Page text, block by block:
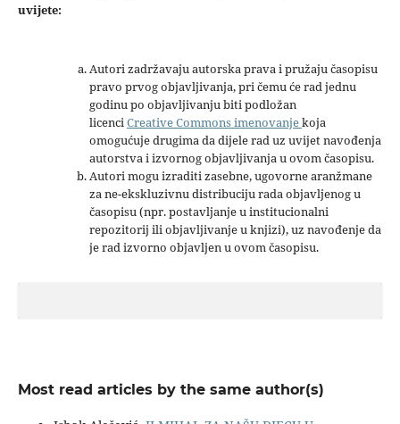
uvijete:
Autori zadržavaju autorska prava i pružaju časopisu
pravo prvog objavljivanja, pri čemu će rad jednu
godinu po objavljivanju biti podložan
licenciCreative Commons imenovanjekoja
omogućuje drugima da dijele rad uz uvijet navođenja
autorstva i izvornog objavljivanja u ovom časopisu.
Autori mogu izraditi zasebne, ugovorne aranžmane
za ne-ekskluzivnu distribuciju rada objavljenog u
časopisu (npr. postavljanje u institucionalni
repozitorij ili objavljivanje u knjizi), uz navođenje da
je rad izvorno objavljen u ovom časopisu.
Most read articles by the same author(s)